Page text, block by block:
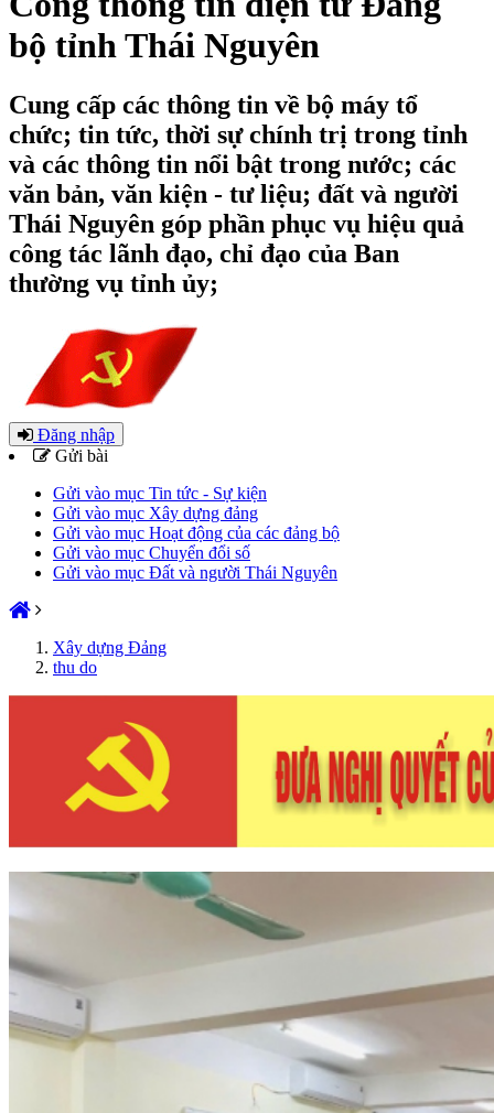
bộ tỉnh Thái Nguyên
Cung cấp các thông tin về bộ máy tổ
chức; tin tức, thời sự chính trị trong tỉnh
và các thông tin nổi bật trong nước; các
văn bản, văn kiện - tư liệu; đất và người
Thái Nguyên góp phần phục vụ hiệu quả
công tác lãnh đạo, chỉ đạo của Ban
thường vụ tỉnh ủy;
Đăng nhập
Gửi bài
Gửi vào mục Tin tức - Sự kiện
Gửi vào mục Xây dựng đảng
Gửi vào mục Hoạt động của các đảng bộ
Gửi vào mục Chuyển đổi số
Gửi vào mục Đất và người Thái Nguyên
Xây dựng Đảng
thu do